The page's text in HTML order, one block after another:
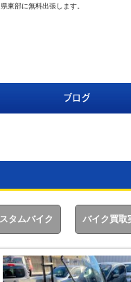
東部に無料出張します。
ブログ
タムバイク バイク買取